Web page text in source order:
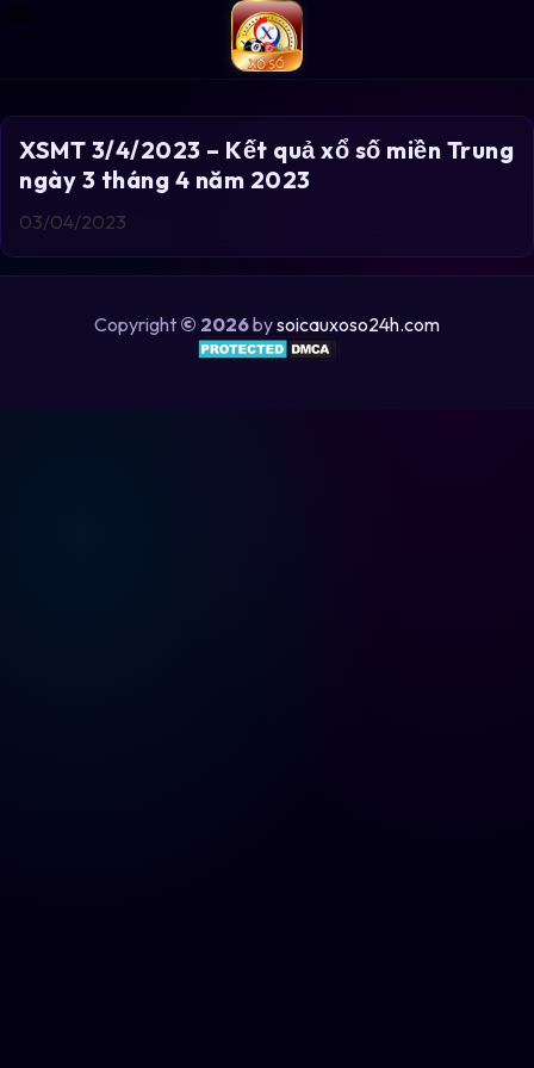
XSMT 3/4/2023 – Kết quả xổ số miền Trung
ngày 3 tháng 4 năm 2023
03/04/2023
Copyright © 2026bysoicauxoso24h.com